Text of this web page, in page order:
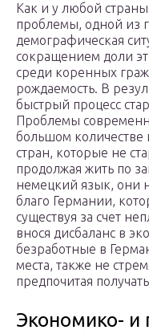
Как и у любой
проблемы, одной из
демографическая
сокращением доли
среди коренных
рождаемость. В
быстрый процесс
Проблемы
большом количестве
стран, которые не
продолжая жить по
немецкий язык, они
благо Германии,
существуя за счет
внося дисбаланс в
безработные в
места, также не
предпочитая
Экономико- и